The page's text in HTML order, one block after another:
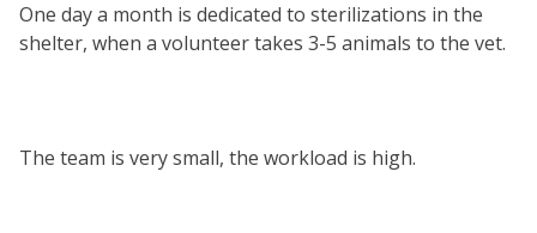
One day a month is dedicated to sterilizations in the
shelter, when a volunteer takes 3-5 animals to the vet.
The team is very small, the workload is high.